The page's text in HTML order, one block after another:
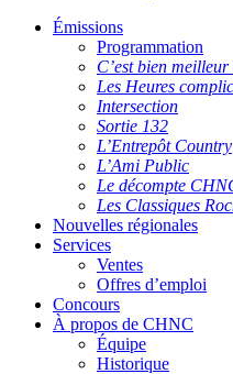
Émissions
Programmation
C’est bien
Les Heures
Intersection
Sortie 132
L’Entrepôt Country
L’Ami Public
Le décompte
Les Classiques
Nouvelles régionales
Services
Ventes
Offres d’emploi
Concours
À propos de CHNC
Équipe
Historique